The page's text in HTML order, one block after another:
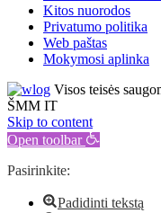
Kitos nuorodos
Privatumo politika
Web paštas
Mokymosi aplinka
Visos teisės
ŠMM IT
Skip to content
Open toolbar
Pasirinkite:
Padidinti tekstą